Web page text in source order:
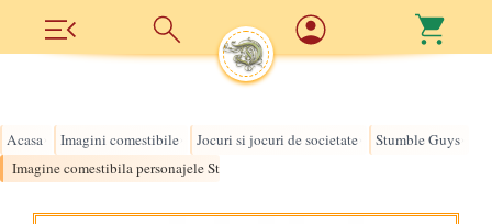
Acasa Imagini comestibile Jocuri si jocuri de societate Stumble Guys
Imagine comestibila personajele Stumble Guys 8cm